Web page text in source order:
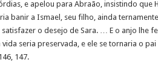
e apelou para Abraão, insistindo que
banir a Ismael, seu filho, ainda
o desejo de Sara. … E o anjo lhe
seria preservada, e ele se tornaria o
147.